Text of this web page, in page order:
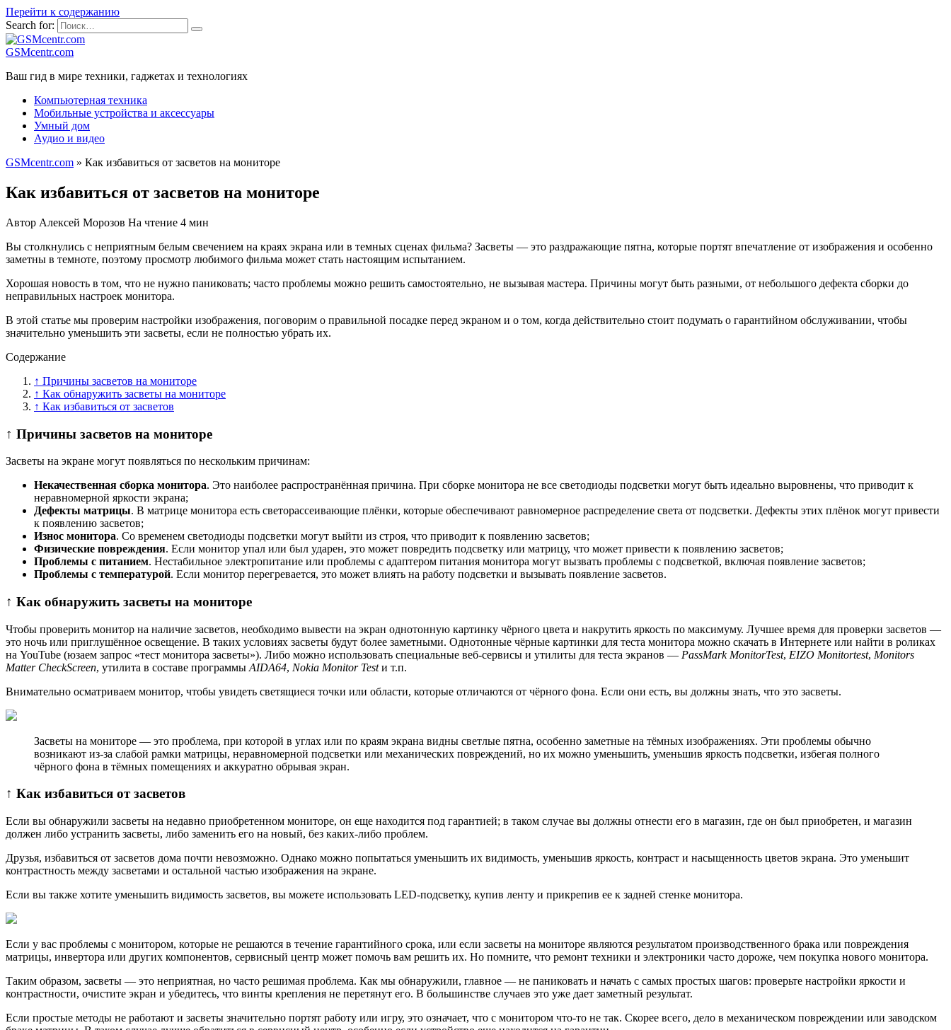
Перейти к содержанию
Search for:
GSMcentr.com
Ваш гид в мире техники, гаджетах и технологиях
Компьютерная техника
Мобильные устройства и аксессуары
Умный дом
Аудио и видео
GSMcentr.com » Как избавиться от засветов на мониторе
Как избавиться от засветов на мониторе
Автор Алексей Морозов На чтение 4 мин
Вы столкнулись с неприятным белым свечением на краях экрана или в темных сценах фильма? Засветы — это раздражающие пятна, которые портят впечатление от изображения и особенно
заметны в темноте, поэтому просмотр любимого фильма может стать настоящим испытанием.
Хорошая новость в том, что не нужно паниковать; часто проблемы можно решить самостоятельно, не вызывая мастера. Причины могут быть разными, от небольшого дефекта сборки до
неправильных настроек монитора.
В этой статье мы проверим настройки изображения, поговорим о правильной посадке перед экраном и о том, когда действительно стоит подумать о гарантийном обслуживании, чтобы
значительно уменьшить эти засветы, если не полностью убрать их.
Содержание
↑ Причины засветов на мониторе
↑ Как обнаружить засветы на мониторе
↑ Как избавиться от засветов
↑ Причины засветов на мониторе
Засветы на экране могут появляться по нескольким причинам:
Некачественная сборка монитора. Это наиболее распространённая причина. При сборке монитора не все светодиоды подсветки могут быть идеально выровнены, что приводит к
неравномерной яркости экрана;
Дефекты матрицы. В матрице монитора есть светорассеивающие плёнки, которые обеспечивают равномерное распределение света от подсветки. Дефекты этих плёнок могут привести
к появлению засветов;
Износ монитора. Со временем светодиоды подсветки могут выйти из строя, что приводит к появлению засветов;
Физические повреждения. Если монитор упал или был ударен, это может повредить подсветку или матрицу, что может привести к появлению засветов;
Проблемы с питанием. Нестабильное электропитание или проблемы с адаптером питания монитора могут вызвать проблемы с подсветкой, включая появление засветов;
Проблемы с температурой. Если монитор перегревается, это может влиять на работу подсветки и вызывать появление засветов.
↑ Как обнаружить засветы на мониторе
Чтобы проверить монитор на наличие засветов, необходимо вывести на экран однотонную картинку чёрного цвета и накрутить яркость по максимуму. Лучшее время для проверки засветов —
это ночь или приглушённое освещение. В таких условиях засветы будут более заметными. Однотонные чёрные картинки для теста монитора можно скачать в Интернете или найти в роликах
на YouTube (юзаем запрос «тест монитора засветы»). Либо можно использовать специальные веб-сервисы и утилиты для теста экранов — PassMark MonitorTest, EIZO Monitortest, Monitors
Matter CheckScreen, утилита в составе программы AIDA64, Nokia Monitor Testи т.п.
Внимательно осматриваем монитор, чтобы увидеть светящиеся точки или области, которые отличаются от чёрного фона. Если они есть, вы должны знать, что это засветы.
Засветы на мониторе — это проблема, при которой в углах или по краям экрана видны светлые пятна, особенно заметные на тёмных изображениях. Эти проблемы обычно
возникают из-за слабой рамки матрицы, неравномерной подсветки или механических повреждений, но их можно уменьшить, уменьшив яркость подсветки, избегая полного
чёрного фона в тёмных помещениях и аккуратно обрывая экран.
↑ Как избавиться от засветов
Если вы обнаружили засветы на недавно приобретенном мониторе, он еще находится под гарантией; в таком случае вы должны отнести его в магазин, где он был приобретен, и магазин
должен либо устранить засветы, либо заменить его на новый, без каких-либо проблем.
Друзья, избавиться от засветов дома почти невозможно. Однако можно попытаться уменьшить их видимость, уменьшив яркость, контраст и насыщенность цветов экрана. Это уменьшит
контрастность между засветами и остальной частью изображения на экране.
Если вы также хотите уменьшить видимость засветов, вы можете использовать LED-подсветку, купив ленту и прикрепив ее к задней стенке монитора.
Если у вас проблемы с монитором, которые не решаются в течение гарантийного срока, или если засветы на мониторе являются результатом производственного брака или повреждения
матрицы, инвертора или других компонентов, сервисный центр может помочь вам решить их. Но помните, что ремонт техники и электроники часто дороже, чем покупка нового монитора.
Таким образом, засветы — это неприятная, но часто решимая проблема. Как мы обнаружили, главное — не паниковать и начать с самых простых шагов: проверьте настройки яркости и
контрастности, очистите экран и убедитесь, что винты крепления не перетянут его. В большинстве случаев это уже дает заметный результат.
Если простые методы не работают и засветы значительно портят работу или игру, это означает, что с монитором что-то не так. Скорее всего, дело в механическом повреждении или заводском